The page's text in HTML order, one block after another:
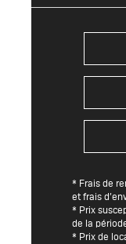
* Frais de
et frais
* Prix
de la
* Prix de